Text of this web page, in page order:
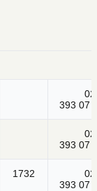
393 07
393 07
1732
393 07